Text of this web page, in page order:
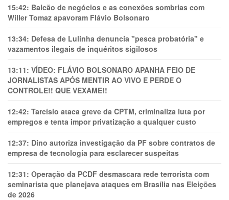
15:42: Balcão de negócios e as conexões sombrias com
Willer Tomaz apavoram Flávio Bolsonaro
13:34: Defesa de Lulinha denuncia "pesca probatória" e
vazamentos ilegais de inquéritos sigilosos
13:11: VÍDEO: FLÁVIO BOLSONARO APANHA FEIO DE
JORNALISTAS APÓS MENTIR AO VIVO E PERDE O
CONTROLE!! QUE VEXAME!!
12:42: Tarcísio ataca greve da CPTM, criminaliza luta por
empregos e tenta impor privatização a qualquer custo
12:37: Dino autoriza investigação da PF sobre contratos de
empresa de tecnologia para esclarecer suspeitas
12:31: Operação da PCDF desmascara rede terrorista com
seminarista que planejava ataques em Brasília nas Eleições
de 2026